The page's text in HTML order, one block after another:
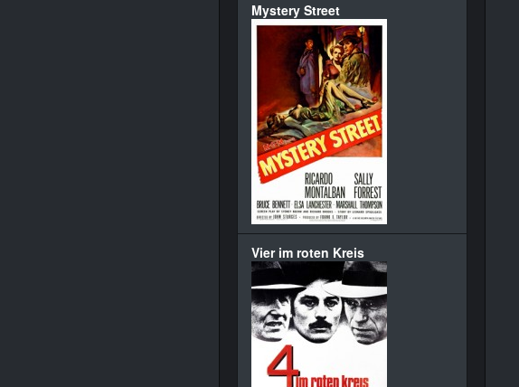
Mystery Street
Vier im roten Kreis